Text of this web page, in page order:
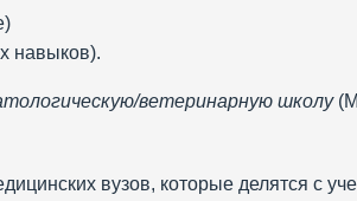
навыков).
ветеринарную школу
вузов, которые делятся с